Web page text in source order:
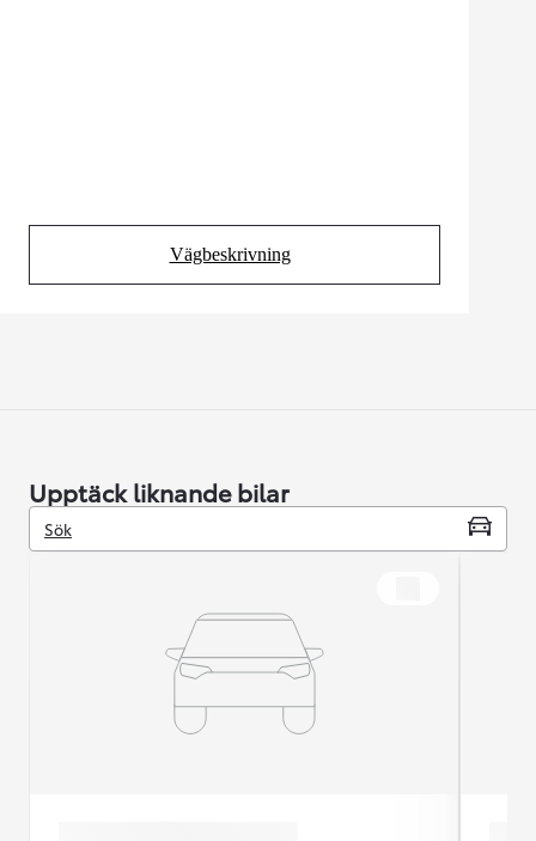
Vägbeskrivning
(Opens in new tab)
Upptäck liknande bilar
Sök